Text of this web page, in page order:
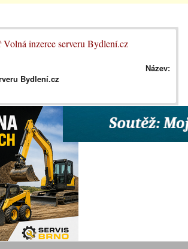
Volná inzerce serveru Bydlení.cz
Název:
Bydlení.cz